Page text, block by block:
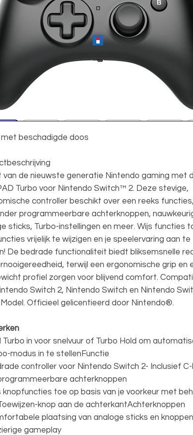
met beschadigde doos
van de nieuwste generatie Nintendo gaming met
Turbo voor Nintendo Switch™ 2. Deze stevige,
controller beschikt over een reeks functies,
programmeerbare achterknoppen,
sticks, Turbo-instellingen en meer. Wijs functies
vrijelijk te wijzigen en je speelervaring aan te
De bedrade functionaliteit biedt bliksemsnelle
terwijl een ergonomische grip en
profiel zorgen voor blijvend comfort.
Switch 2, Nintendo Switch en Nintendo
Officieel gelicentieerd door Nintendo®.
Turbo in voor snelvuur of Turbo Hold om
modus in te stellenFunctie
controller voor Nintendo Switch 2- Inclusief
achterknoppen
knopfuncties toe op basis van je voorkeur met
knop aan de achterkantAchterknoppen
plaatsing van analoge sticks en
gameplay